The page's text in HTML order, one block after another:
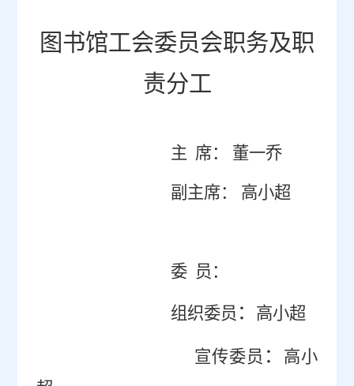
图书馆工会委员会职务及职
责分工
主 席： 董一乔
副主席： 高小超
委 员：
组织委员 ： 高小超
宣传委员 ： 高小